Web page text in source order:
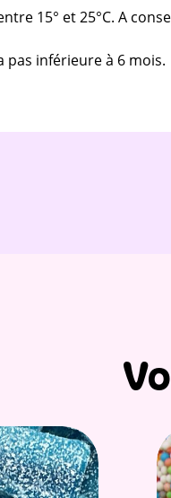
15° et 25°C. A
pas inférieure à 6 mois.